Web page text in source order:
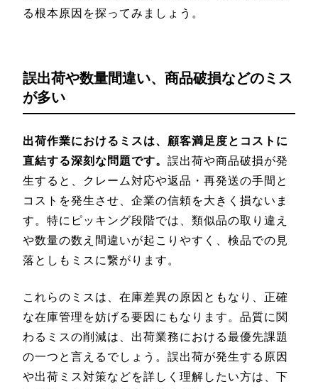
る根本原因を探ってみましょう。
誤出荷や数量間違い、商品破損などのミス
が多い
出荷作業におけるミスは、顧客満足度とコストに
直結する深刻な問題です。 誤出荷や商品破損が発
生すると、クレーム対応や返品・再発送の手間と
コストを発生させ、企業の信頼を大きく損ないま
す。特にピッキング段階では、類似品の取り違え
や数量の数え間違いが起こりやすく、検品での見
落としもミスに繋がります。
これらのミスは、在庫差異の原因ともなり、正確
な在庫管理を妨げる要因にもなります。品質に関
わるミスの削減は、出荷業務における最優先課題
の一つと言えるでしょう。誤出荷が発生する原因
や出荷ミス対策などを詳しく理解したい方は、下